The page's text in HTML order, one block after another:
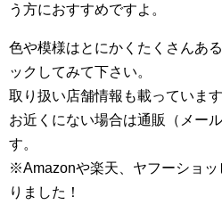
う方におすすめですよ。
色や模様はとにかくたくさんあ
ックしてみて下さい。
取り扱い店舗情報も載っています
お近くにない場合は通販（メー
す。
※Amazonや楽天、ヤフーショ
りました！